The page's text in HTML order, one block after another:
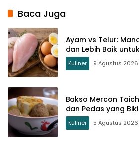
Baca Juga
Ayam vs Telur:
dan Lebih Baik
Kuliner 9 Agustus 2026
Bakso Mercon
dan Pedas yang
Kuliner 5 Agustus 2026